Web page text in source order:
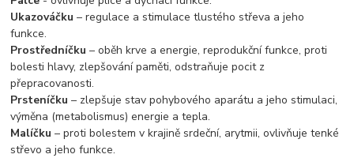
Ukazováčku – regulace a stimulace tlustého střeva a jeho
funkce.
Prostředníčku – oběh krve a energie, reprodukční funkce, proti
bolesti hlavy, zlepšování paměti, odstraňuje pocit z
přepracovanosti.
Prsteníčku – zlepšuje stav pohybového aparátu a jeho stimulaci,
výměna (metabolismus) energie a tepla.
Malíčku – proti bolestem v krajině srdeční, arytmii, ovlivňuje tenké
střevo a jeho funkce.